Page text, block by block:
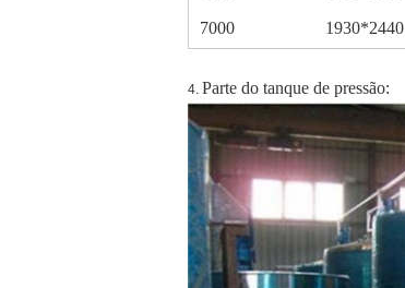
7000 1930*2440
4. Parte do tanque de pressão: